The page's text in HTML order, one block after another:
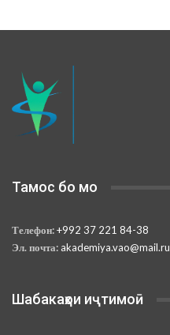
Тамос бо мо
Телефон:+992 37 221 84-38
Эл. почта: akademiya.vao@mail.ru
Шабакаҳои иҷтимоӣ